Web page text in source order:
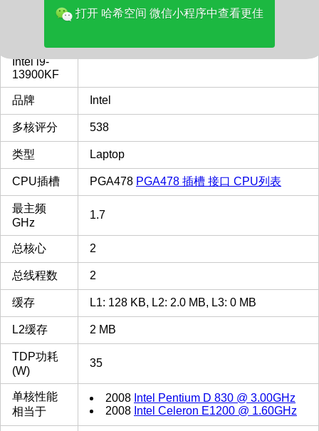
13900KF
Intel i9-
13900KF
品牌 Intel
多核评分 538
类型 Laptop
CPU插槽 PGA478 PGA478 插槽 接口 CPU列表
最主频
GHz
1.7
总核心 2
总线程数 2
缓存 L1: 128 KB, L2: 2.0 MB, L3: 0 MB
L2缓存 2 MB
TDP功耗
(W)
35
单核性能
相当于
2008 Intel Pentium D 830 @ 3.00GHz
2008 Intel Celeron E1200 @ 1.60GHz
打开 哈希空间 微信小程序中查看更佳